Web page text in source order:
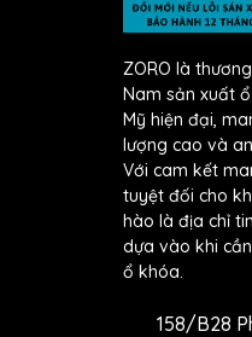
ZORO là
Nam sản xuất
Mỹ hiện đại,
lượng cao và
Với cam kết
tuyệt đối cho
hào là địa chỉ
dựa vào khi
ổ khóa.
158/B28